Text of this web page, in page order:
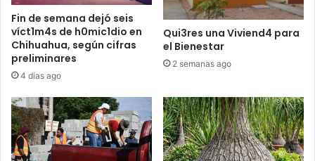
Fin de semana dejó seis
víct1m4s de h0mic1dio en
Chihuahua, según cifras
preliminares
4 días ago
Qui3res una Viviend4 para
el Bienestar
2 semanas ago